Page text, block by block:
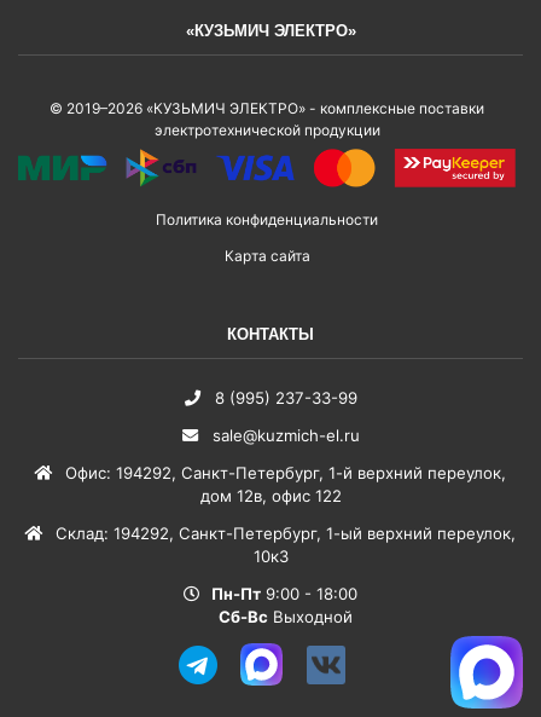
«КУЗЬМИЧ ЭЛЕКТРО»
© 2019–2026 «КУЗЬМИЧ ЭЛЕКТРО» - комплексные поставки
электротехнической продукции
Политика конфиденциальности
Карта сайта
КОНТАКТЫ
8 (995) 237-33-99
sale@kuzmich-el.ru
Офис: 194292, Санкт-Петербург, 1-й верхний переулок,
дом 12в, офис 122
Склад: 194292, Санкт-Петербург, 1-ый верхний переулок,
10к3
Пн-Пт 9:00 - 18:00
Сб-Вс Выходной